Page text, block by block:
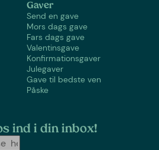
Gaver
Send en gave
Mors dags gave
Fars dags gave
Valentinsgave
Konfirmationsgaver
Julegaver
Gave til bedste ven
Påske
ind i din inbox!